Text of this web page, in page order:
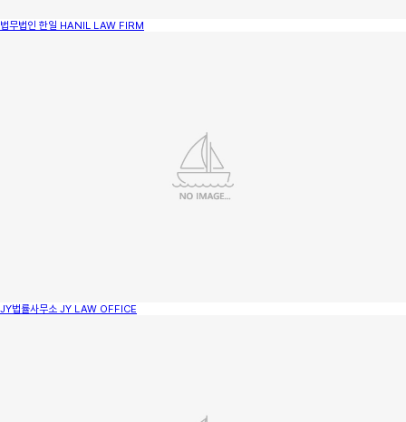
법무법인 한일 HANIL LAW FIRM
JY법률사무소 JY LAW OFFICE